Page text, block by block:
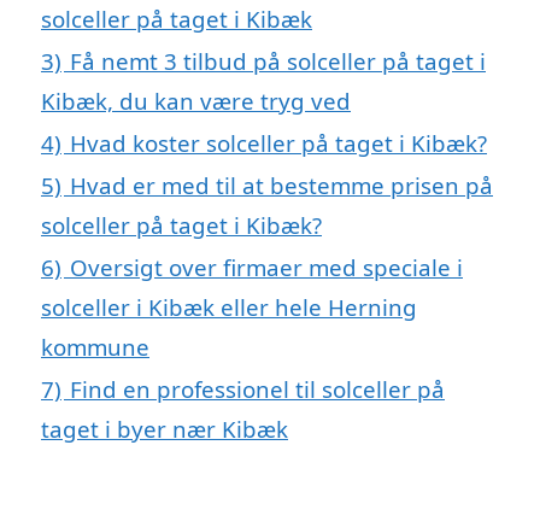
solceller på taget i Kibæk
3) Få nemt 3 tilbud på solceller på taget i
Kibæk, du kan være tryg ved
4) Hvad koster solceller på taget i Kibæk?
5) Hvad er med til at bestemme prisen på
solceller på taget i Kibæk?
6) Oversigt over firmaer med speciale i
solceller i Kibæk eller hele Herning
kommune
7) Find en professionel til solceller på
taget i byer nær Kibæk